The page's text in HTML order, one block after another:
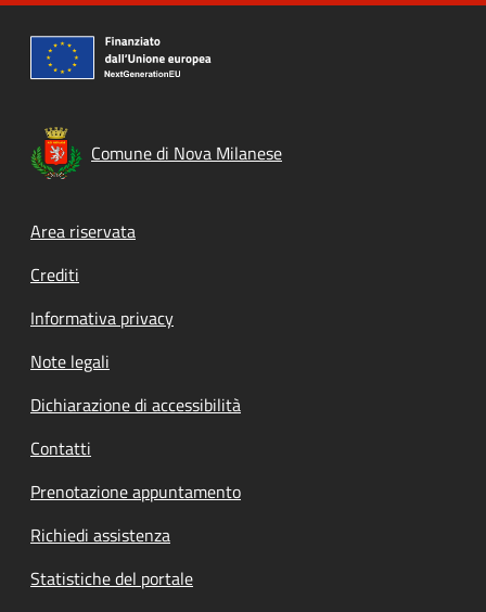
Comune di Nova Milanese
Footer menu
Area riservata
Crediti
Informativa privacy
Note legali
Dichiarazione di accessibilità
Contatti
Prenotazione appuntamento
Richiedi assistenza
Statistiche del portale